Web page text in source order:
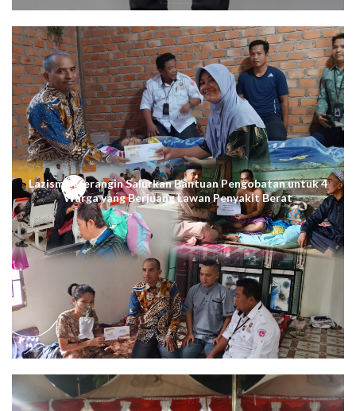
Lazismu Merangin Salurkan Bantuan Pengobatan untuk 4
Warga yang Berjuang Lawan Penyakit Berat